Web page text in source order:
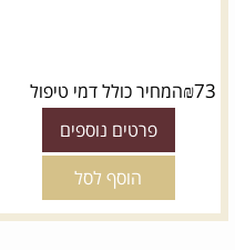
₪73 המחיר כולל דמי טיפול
פרטים נוספים
הוסף לסל